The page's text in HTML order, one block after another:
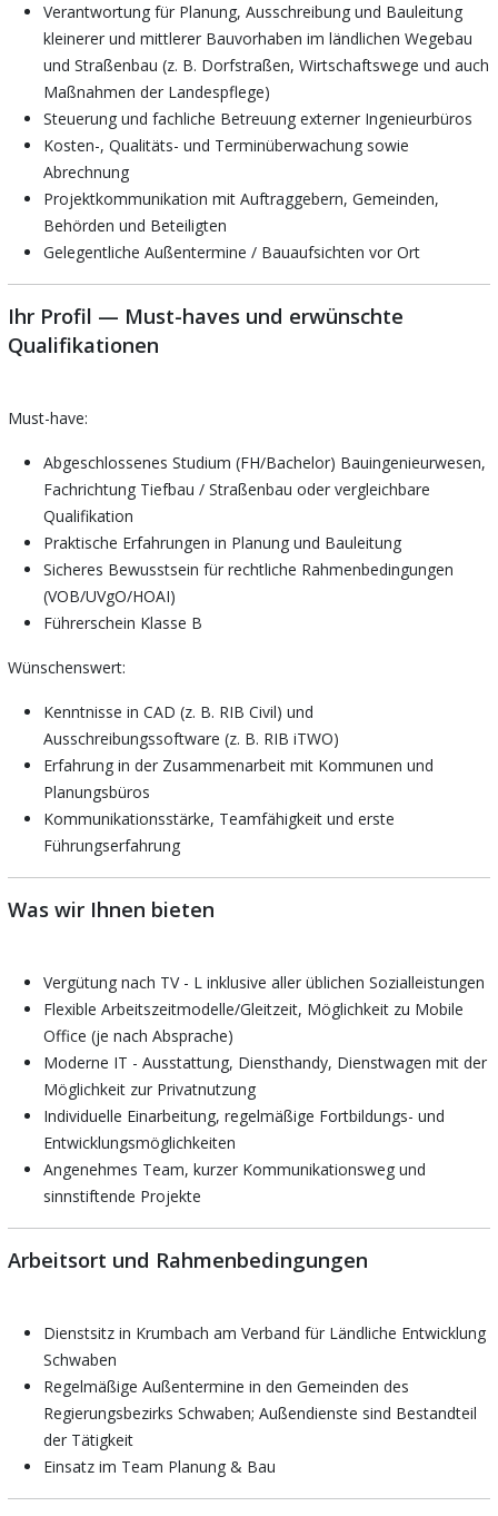
Verantwortung für Planung, Ausschreibung und Bauleitung
kleinerer und mittlerer Bauvorhaben im ländlichen Wegebau
und Straßenbau (z. B. Dorfstraßen, Wirtschaftswege und auch
Maßnahmen der Landespflege)
Steuerung und fachliche Betreuung externer Ingenieurbüros
Kosten-, Qualitäts- und Terminüberwachung sowie
Abrechnung
Projektkommunikation mit Auftraggebern, Gemeinden,
Behörden und Beteiligten
Gelegentliche Außentermine / Bauaufsichten vor Ort
Ihr Profil — Must-haves und erwünschte
Qualifikationen
Must-have:
Abgeschlossenes Studium (FH/Bachelor) Bauingenieurwesen,
Fachrichtung Tiefbau / Straßenbau oder vergleichbare
Qualifikation
Praktische Erfahrungen in Planung und Bauleitung
Sicheres Bewusstsein für rechtliche Rahmenbedingungen
(VOB/UVgO/HOAI)
Führerschein Klasse B
Wünschenswert:
Kenntnisse in CAD (z. B. RIB Civil) und
Ausschreibungssoftware (z. B. RIB iTWO)
Erfahrung in der Zusammenarbeit mit Kommunen und
Planungsbüros
Kommunikationsstärke, Teamfähigkeit und erste
Führungserfahrung
Was wir Ihnen bieten
Vergütung nach TV - L inklusive aller üblichen Sozialleistungen
Flexible Arbeitszeitmodelle/Gleitzeit, Möglichkeit zu Mobile
Office (je nach Absprache)
Moderne IT - Ausstattung, Diensthandy, Dienstwagen mit der
Möglichkeit zur Privatnutzung
Individuelle Einarbeitung, regelmäßige Fortbildungs- und
Entwicklungsmöglichkeiten
Angenehmes Team, kurzer Kommunikationsweg und
sinnstiftende Projekte
Arbeitsort und Rahmenbedingungen
Dienstsitz in Krumbach am Verband für Ländliche Entwicklung
Schwaben
Regelmäßige Außentermine in den Gemeinden des
Regierungsbezirks Schwaben; Außendienste sind Bestandteil
der Tätigkeit
Einsatz im Team Planung & Bau